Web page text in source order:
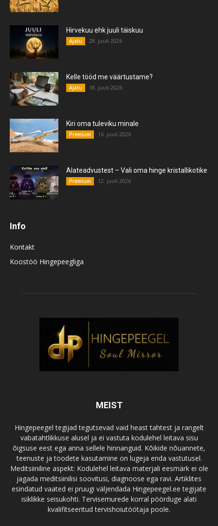
Hirvekuu ehk juuli täiskuu
Ajatu 28. juuli 2026
Kelle tööd me väärtustame?
Ajatu 18. juuli 2026
Kiri oma tuleviku minale
Premium 16. juuli 2026
Alateadvustest – Vali oma hinge kristallikotike
Premium 12. juuli 2026
Info
Kontakt
Koostöö Hingepeegliga
MEIST
Hingepeegel tegijad tegutsevad vaid heast tahtest ja rangelt
vabatahtlikkuse alusel ja ei vastuta kodulehel leitava sisu
õigsuse eest ega anna sellele hinnanguid. Kõikide nõuannete,
teenuste ja toodete kasutamine on lugeja enda vastutusel.
Meditsiiniline aspekt: Kodulehel leitava materjali eesmärk ei ole
jagada meditsiinilisi soovitusi, diagnoose ega ravi. Artiklites
esindatud vaated ei pruugi väljendada Hingepeegel.ee tegijate
isiklikke seisukohti. Tervisemurede korral pöörduge alati
kvalifitseeritud tervishoiutöötaja poole.